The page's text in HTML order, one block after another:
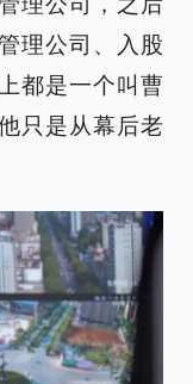
理公司、入股
都是一个叫曹
只是从幕后老